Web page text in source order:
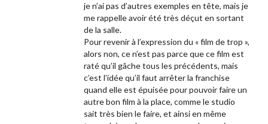
je n’ai pas d’autres exemples en tête, mais je
me rappelle avoir été très déçut en sortant
de la salle.
Pour revenir à l’expression du « film de trop »,
alors non, ce n’est pas parce que ce film est
raté qu’il gâche tous les précédents, mais
c’est l’idée qu’il faut arrêter la franchise
quand elle est épuisée pour pouvoir faire un
autre bon film à la place, comme le studio
sait très bien le faire, et ainsi en même